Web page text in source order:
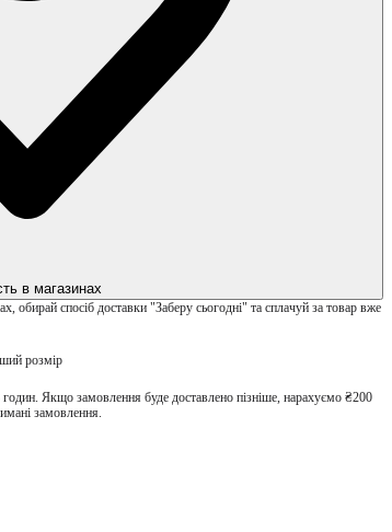
в магазинах
обирай спосіб доставки "Заберу сьогодні" та сплачуй за товар вже
розмір
Якщо замовлення буде доставлено пізніше, нарахуємо ₴200
замовлення.